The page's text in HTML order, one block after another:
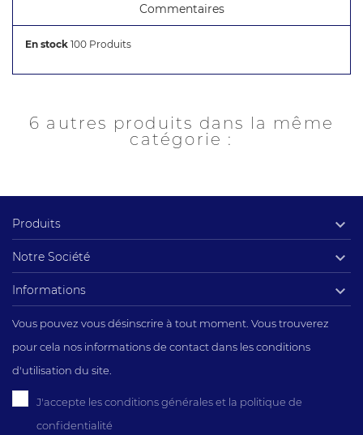
Commentaires
En stock 100 Produits
6 autres produits dans la même
catégorie :
Informations 
Vous pouvez vous désinscrire à tout moment. Vous trouverez
pour cela nos informations de contact dans les conditions
d'utilisation du site.
J'accepte les conditions générales et la politique de
confidentialité
Produits 
Notre Société 